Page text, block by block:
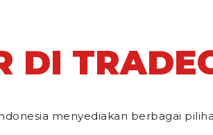
DI
menyediakan berbagai